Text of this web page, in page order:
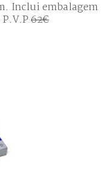
Inclui embalagem
62€